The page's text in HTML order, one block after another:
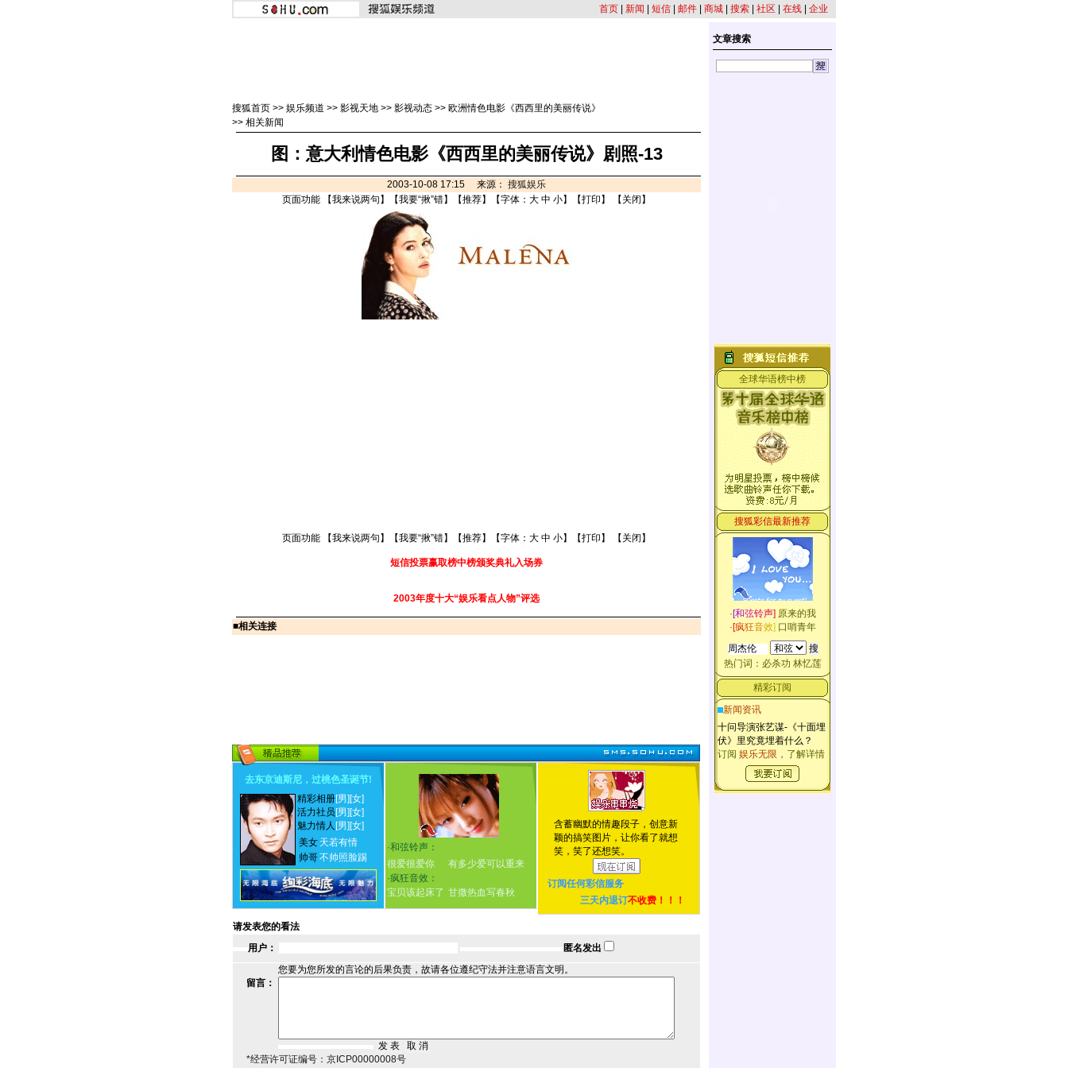
首页 新闻 短信 邮件 商城 搜索 社区 在线 企业
搜狐首页 >> 娱乐频道 >> 影视天地 >> 影视动态 >> 欧洲情色电影《西西里的美丽传说》
>> 相关新闻
图：意大利情色电影《西西里的美丽传说》剧照-13
2003-10-08 17:15 来源： 搜狐娱乐
页面功能 【我来说两句 】【我要“揪”错】【推荐】【字体： 大 中 小】【打印 】 【 关闭 】
页面功能 【我来说两句 】【我要“揪”错】【推荐】【字体： 大 中 小】【打印 】 【 关闭 】
短信投票赢取榜中榜颁奖典礼入场券
2003年度十大“娱乐看点人物”评选
■相关连接
去东京迪斯尼，过桃色圣诞节!
精彩相册[男] [女]
活力社员 [男] [女]
魅力情人 [男] [女]
美女 天若有情
帅哥不帅照脸踢
·和弦铃声：
很爱很爱你
有多少爱可以重来
·疯狂音效：
宝贝该起床了 甘撒热血写春秋
含蓄幽默的情趣段子，创意新
颖的搞笑图片，让你看了就想
笑，笑了还想笑。
订阅任何彩信服务
三天内退订不收费！！！
请发表您的看法
用户：
匿名发出
您要为您所发的言论的后果负责，故请各位遵纪守法并注意语言文明。
留言：
*经营许可证编号：京ICP00000008号
文章搜索
全球华语榜中榜
搜狐彩信最新推荐
·[和弦铃声] 原来的我
·[疯狂音效] 口哨青年
热门词： 必杀功 林忆莲
精彩订阅
新闻资讯
十问导演张艺谋-《十面埋
伏》里究竟埋着什么？
订阅 娱乐无限 ，了解详情